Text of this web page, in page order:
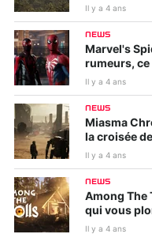
Il y a 4 ans
NEWS
Marvel's
rumeurs, ce
Il y a 4 ans
NEWS
Miasma
la croisée
Il y a 4 ans
NEWS
Among The
qui vous
Il y a 4 ans